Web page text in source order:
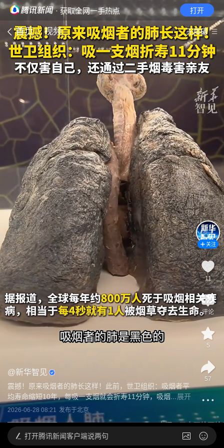
· 获取全网一手热点 打开
首页 视频 无障碍
@新华智见
震撼！原来吸烟者的肺长这样！此前，世卫组织：吸烟者平
均寿命缩短10年，每吸一支烟就会折寿11分钟，吸烟...
展开
2026-06-28 08:21 发布于北京
关注
11
评论
5
57
打开腾讯新闻客户端说两句